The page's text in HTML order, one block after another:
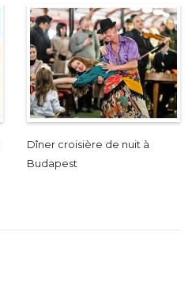
Dîner croisière de nuit à
Budapest